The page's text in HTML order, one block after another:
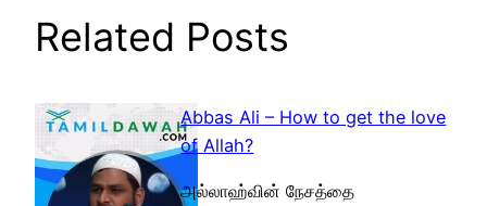
Related Posts
Abbas Ali – How to get the love
of Allah?
அல்லாஹ்வின் நேசத்தை